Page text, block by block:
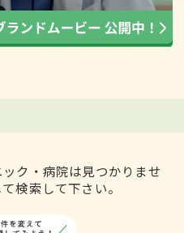
ク・病院は見つかりませ
検索して下さい。